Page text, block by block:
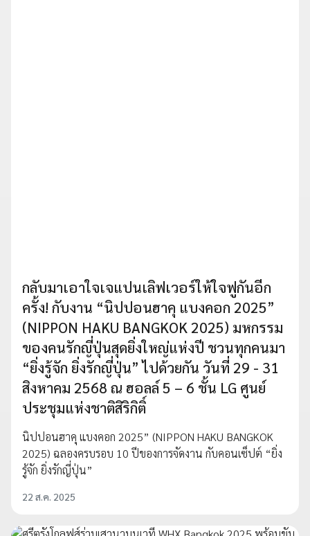
กลับมาเอาใจเจแปนเลิฟเวอร์ให้ใจฟูกันอีก
ครั้ง! กับงาน “นิปปอนฮาคุ แบงคอก 2025”
(NIPPON HAKU BANGKOK 2025) มหกรรม
ของคนรักญี่ปุ่นสุดยิ่งใหญ่แห่งปี ชวนทุกคนมา
“ยิ่งรู้จัก ยิ่งรักญี่ปุ่น” ไปด้วยกัน วันที่ 29 - 31
สิงหาคม 2568 ณ ฮอลล์ 5 – 6 ชั้น LG ศูนย์
ประชุมแห่งชาติสิริกิติ์
นิปปอนฮาคุ แบงคอก 2025” (NIPPON HAKU BANGKOK
2025) ฉลองครบรอบ 10 ปีของการจัดงาน กับคอนเซ็ปต์ “ยิ่ง
รู้จัก ยิ่งรักญี่ปุ่น”
22 ส.ค. 2025